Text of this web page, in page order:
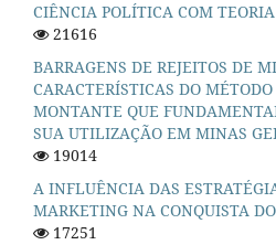
CIÊNCIA POLÍTICA COM
21616
BARRAGENS DE REJEITOS DE
CARACTERÍSTICAS DO
MONTANTE QUE
SUA UTILIZAÇÃO EM MINAS
19014
A INFLUÊNCIA DAS
MARKETING NA CONQUISTA
17251